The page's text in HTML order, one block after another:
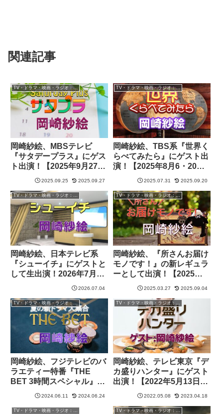
関連記事
TV・ドラマ・映画・ラジオ：岡崎紗絵
岡崎紗絵、MBSテレビ
『サタデープラス』にゲス
ト出演！【2025年9月27
2025.09.25 2025.09.27
TV・ドラマ・映画・ラジオ：岡崎紗絵
岡崎紗絵、TBS系『世界く
らべてみたら』にゲスト出
演！【2025年8月6・20
日・9月24日放送】
2025.07.31 2025.09.20
TV・ドラマ・映画・ラジオ：岡崎紗絵
岡崎紗絵、日本テレビ系
『シューイチ』にゲストと
して生出演！2026年7月11
2026.07.04
TV・ドラマ・映画・ラジオ：岡崎紗絵
岡崎紗絵、『所さんお届け
モノです！』の新レギュラ
ーとして出演！【2025年4
月5日〜9月27日】
2025.03.27 2025.09.04
TV・ドラマ・映画・ラジオ：岡崎紗絵
岡崎紗絵、フジテレビのバ
ラエティー特番『THE
BET 3時間スペシャル』に
出演！【2024年6月24日放
2024.06.11 2024.06.24
TV・ドラマ・映画・ラジオ：岡崎紗絵
岡崎紗絵、テレビ東京『デ
カ盛りハンター』にゲスト
出演！【2022年5月13日放
2022.05.08 2023.04.18
TV・ドラマ・映画・ラジオ：岡崎紗絵 TV・ドラマ・映画・ラジオ：岡崎紗絵